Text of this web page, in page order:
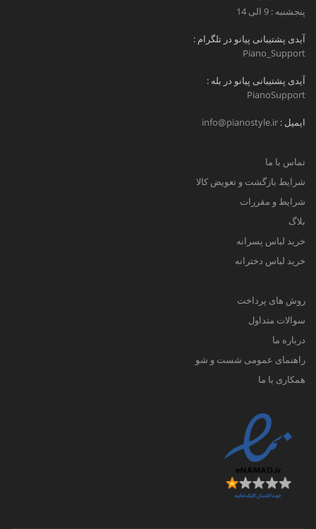
پنجشنبه : 9 الی 14
آیدی پشتیبانی پیانو در تلگرام :
Piano_Support
آیدی پشتیبانی پیانو در بله :
PianoSupport
ایمیل : info@pianostyle.ir
تماس با ما
شرایط بازگشت و تعویض کالا
شرایط و مقررات
بلاگ
خرید لباس پسرانه
خرید لباس دخترانه
روش های پرداخت
سوالات متداول
درباره ما
راهنمای عمومی شست و شو
همکاری با ما